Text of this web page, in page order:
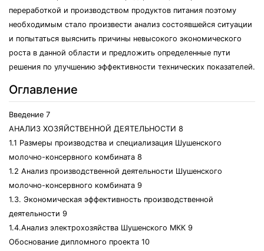
переработкой и производством продуктов питания поэтому
необходимым стало произвести анализ состоявшейся ситуации
и попытаться выяснить причины невысокого экономического
роста в данной области и предложить определенные пути
решения по улучшению эффективности технических показателей.
Оглавление
Введение 7
АНАЛИЗ ХОЗЯЙСТВЕННОЙ ДЕЯТЕЛЬНОСТИ 8
1.1 Размеры производства и специализация Шушенского
молочно-консервного комбината 8
1.2 Анализ производственной деятельности Шушенского
молочно-консервного комбината 9
1.3. Экономическая эффективность производственной
деятельности 9
1.4.Анализ электрохозяйства Шушенского МКК 9
Обоснование дипломного проекта 10